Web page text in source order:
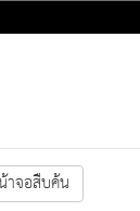
าจอสืบค้น